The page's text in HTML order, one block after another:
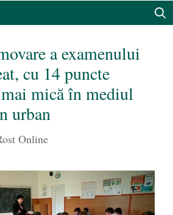
a examenului
cu 14 puncte
mică în mediul
urban
Online